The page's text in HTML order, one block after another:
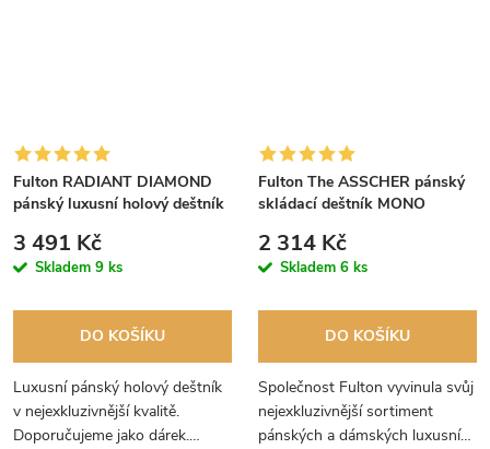
Fulton RADIANT DIAMOND
pánský luxusní holový deštník
3 491 Kč
Skladem 9 ks
DO KOŠÍKU
Luxusní pánský holový deštník
v nejexkluzivnější kvalitě.
Doporučujeme jako dárek.
Fulton The ASSCHER pánský
skládací deštník MONO
2 314 Kč
Skladem 6 ks
DO KOŠÍKU
Společnost Fulton vyvinula svůj
nejexkluzivnější sortiment
pánských a dámských luxusních